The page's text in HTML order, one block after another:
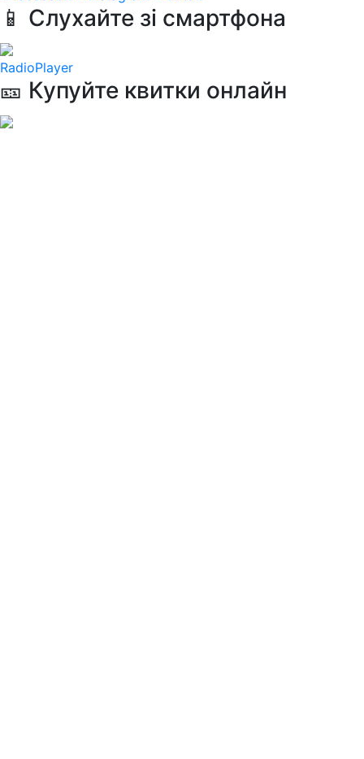
📱 Слухайте зі смартфона
RadioPlayer
🎫 Купуйте квитки онлайн